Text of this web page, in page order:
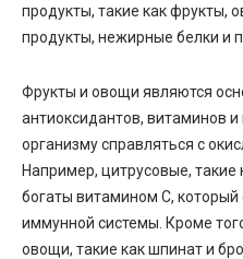
продукты, такие как фрукты,
продукты, нежирные белки и
Фрукты и овощи являются
антиоксидантов, витаминов
организму справляться с
Например, цитрусовые, такие
богаты витамином C,
иммунной системы. Кроме
овощи, такие как шпинат и